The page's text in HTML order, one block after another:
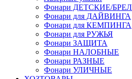
Фонари ДЕТСКИЕ/
Фонари для ДАЙВИНГА
Фонари для КЕМПИНГА
Фонари для РУЖЬЯ
Фонари ЗАЩИТА
Фонари НАЛОБНЫЕ
Фонари РАЗНЫЕ
Фонари УЛИЧНЫЕ